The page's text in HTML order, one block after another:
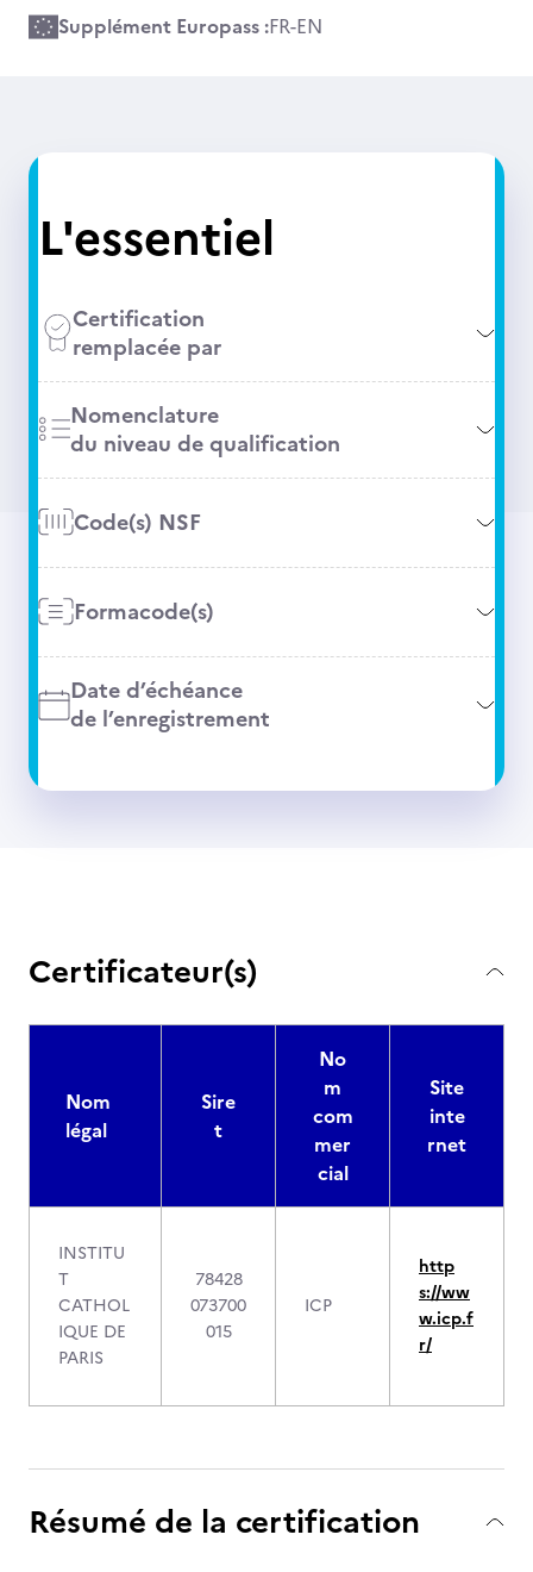
Supplément Europass :FR-EN
L'essentiel
Certification
remplacée par
Nomenclature
du niveau de qualification
Code(s) NSF
Formacode(s)
Date d’échéance
de l’enregistrement
Certificateur(s)
Nom
légal
Sire
t
No
m
com
mer
cial
Site
inte
rnet
INSTITU
T
CATHOL
IQUE DE
PARIS
78428
073700
015
ICP
http
s://ww
w.icp.f
r/
Résumé de la certification